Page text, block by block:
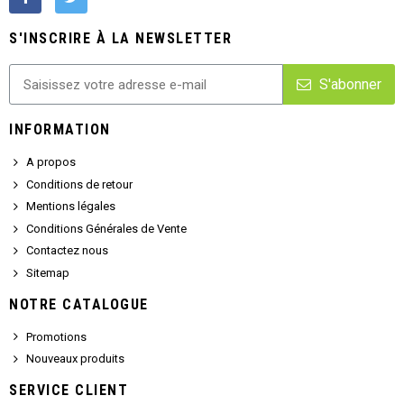
S'INSCRIRE À LA NEWSLETTER
S'abonner
INFORMATION
A propos
Conditions de retour
Mentions légales
Conditions Générales de Vente
Contactez nous
Sitemap
NOTRE CATALOGUE
Promotions
Nouveaux produits
SERVICE CLIENT